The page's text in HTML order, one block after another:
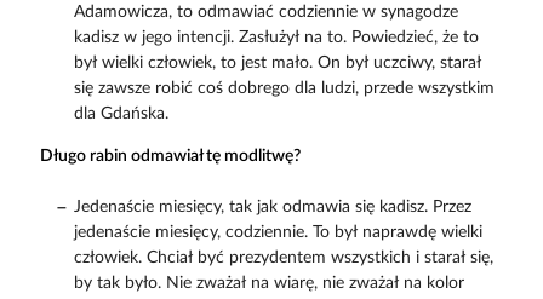
Adamowicza, to odmawiać codziennie w synagodze
kadisz w jego intencji. Zasłużył na to. Powiedzieć, że to
był wielki człowiek, to jest mało. On był uczciwy, starał
się zawsze robić coś dobrego dla ludzi, przede wszystkim
dla Gdańska.
Długo rabin odmawiał tę modlitwę?
Jedenaście miesięcy, tak jak odmawia się kadisz. Przez
jedenaście miesięcy, codziennie. To był naprawdę wielki
człowiek. Chciał być prezydentem wszystkich i starał się,
by tak było. Nie zważał na wiarę, nie zważał na kolor